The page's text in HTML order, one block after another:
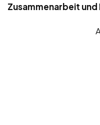
Zusammenarbeit